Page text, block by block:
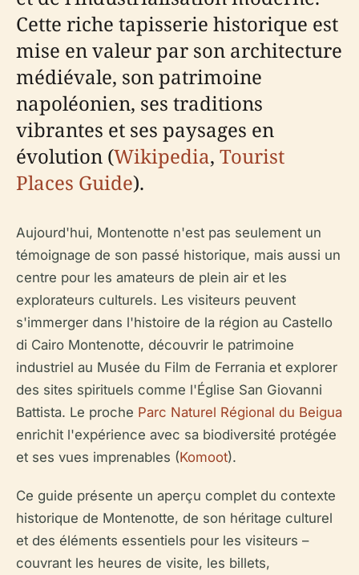
Cette riche tapisserie historique est
mise en valeur par son architecture
médiévale, son patrimoine
napoléonien, ses traditions
vibrantes et ses paysages en
évolution (Wikipedia, Tourist
Places Guide).
Aujourd'hui, Montenotte n'est pas seulement un
témoignage de son passé historique, mais aussi un
centre pour les amateurs de plein air et les
explorateurs culturels. Les visiteurs peuvent
s'immerger dans l'histoire de la région au Castello
di Cairo Montenotte, découvrir le patrimoine
industriel au Musée du Film de Ferrania et explorer
des sites spirituels comme l'Église San Giovanni
Battista. Le proche Parc Naturel Régional du Beigua
enrichit l'expérience avec sa biodiversité protégée
et ses vues imprenables (Komoot).
Ce guide présente un aperçu complet du contexte
historique de Montenotte, de son héritage culturel
et des éléments essentiels pour les visiteurs –
couvrant les heures de visite, les billets,